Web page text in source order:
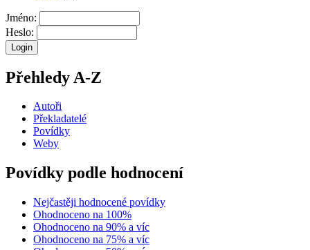
Jméno:
Heslo:
Přehledy A-Z
Autoři
Překladatelé
Povídky
Weby
Povídky podle hodnocení
Nejčastěji hodnocené povídky
Ohodnoceno na 100%
Ohodnoceno na 90% a víc
Ohodnoceno na 75% a víc